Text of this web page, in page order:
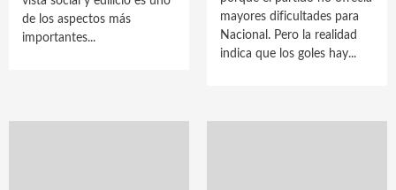
de los aspectos más
importantes...
mayores dificultades para
Nacional. Pero la realidad
indica que los goles hay...